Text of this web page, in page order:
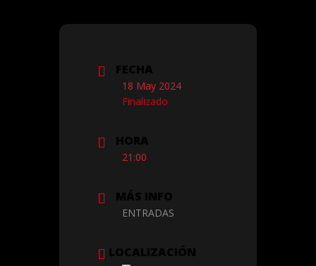
FECHA
18 May 2024
Finalizado
HORA
21:00
MÁS INFO
ENTRADAS
LOCALIZACIÓN